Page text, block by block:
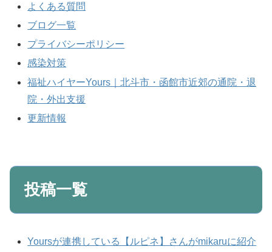
よくある質問
ブログ一覧
プライバシーポリシー
感染対策
福祉ハイヤーYours｜北斗市・函館市近郊の通院・退
院・外出支援
更新情報
投稿一覧
Yoursが連携している【ルピネ】さんがmikaruに紹介